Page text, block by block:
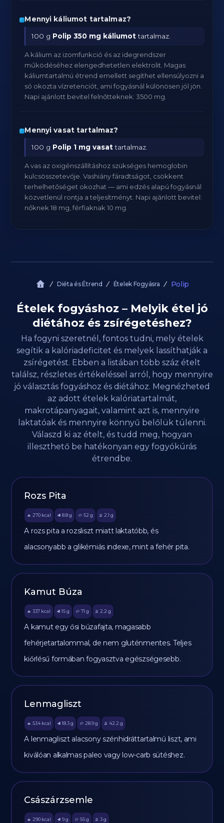
Mennyi káliumot tartalmaz?
100 g Polip 350 mg káliumottartalmaz.
A kálium az izomfunkció és az idegrendszer
működéséhez elengedhetetlen elektrolit. Magas
káliumtartalmú étrend emellett segíthet ellensúlyozni a
só okozta vízretenciót, ami fogyásnál különösen jól jön.
Napi ajánlott bevitel felnőtteknek: 3500 mg.
Mennyi vasat tartalmaz?
100 g Polip 1 mg vasattartalmaz.
A vas az oxigénszállításhoz szükséges hemoglobin
kulcsösszetevője. Vashiány fáradtságot, csökkent
terhelhetőséget okozhat — ami edzés alapú fogyásnál
közvetlenül rontja a teljesítményt. Napi ajánlott bevitel:
nőknek 18 mg, férfiaknak 10 mg.
Diéta és Étrend Ételek Fogyásra Polip
Ételek fogyáshoz – Melyik étel jó
diétához és zsírégetéshez?
Ha fogyni szeretnél, fontos tudni, mely ételek
segítik a kalóriadeficitet és melyek lassíthatják a
zsírégetést. Ebben a listában több száz ételt
találsz, részletes értékeléssel arról, hogy mennyire
jó választás fogyáshoz és diétához. Megnézheted
az adott ételek kalóriatartalmát,
makrotápanyagait, valamint azt is, mennyire
laktatóak és mennyire könnyű belőlük túlenni.
Válaszd ki az ételt, és tudd meg, hogyan
illeszthető be hatékonyan egy fogyókúrás
étrendbe.
Rozs Pita
🔥 270 kcal 🥩 8.8 g 🥔 52 g 🫒 2.1 g
A rozs pita a rozsliszt miatt laktatóbb, és
alacsonyabb a glikémiás indexe, mint a fehér pita.
Kamut Búza
🔥 337 kcal 🥩 15 g 🥔 71 g 🫒 2.2 g
A kamut egy ősi búzafajta, magasabb
fehérjetartalommal, de nem gluténmentes. Teljes
kiőrlésű formában fogyasztva egészségesebb.
Lenmagliszt
🔥 534 kcal 🥩 18.3 g 🥔 28.9g 🫒 42.2 g
A lenmagliszt alacsony szénhidráttartalmú liszt, ami
kiválóan alkalmas paleo vagy low-carb sütéshez.
Császárzsemle
🔥 290 kcal 🥩 9 g 🥔 55g 🫒 3 g